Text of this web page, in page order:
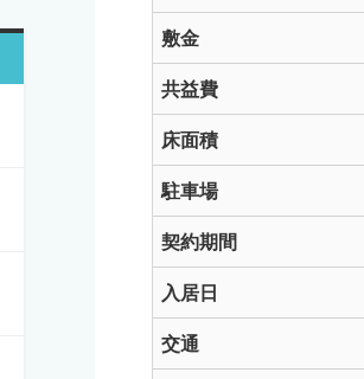
敷金
共益費
床面積
駐車場
契約期間
入居日
交通